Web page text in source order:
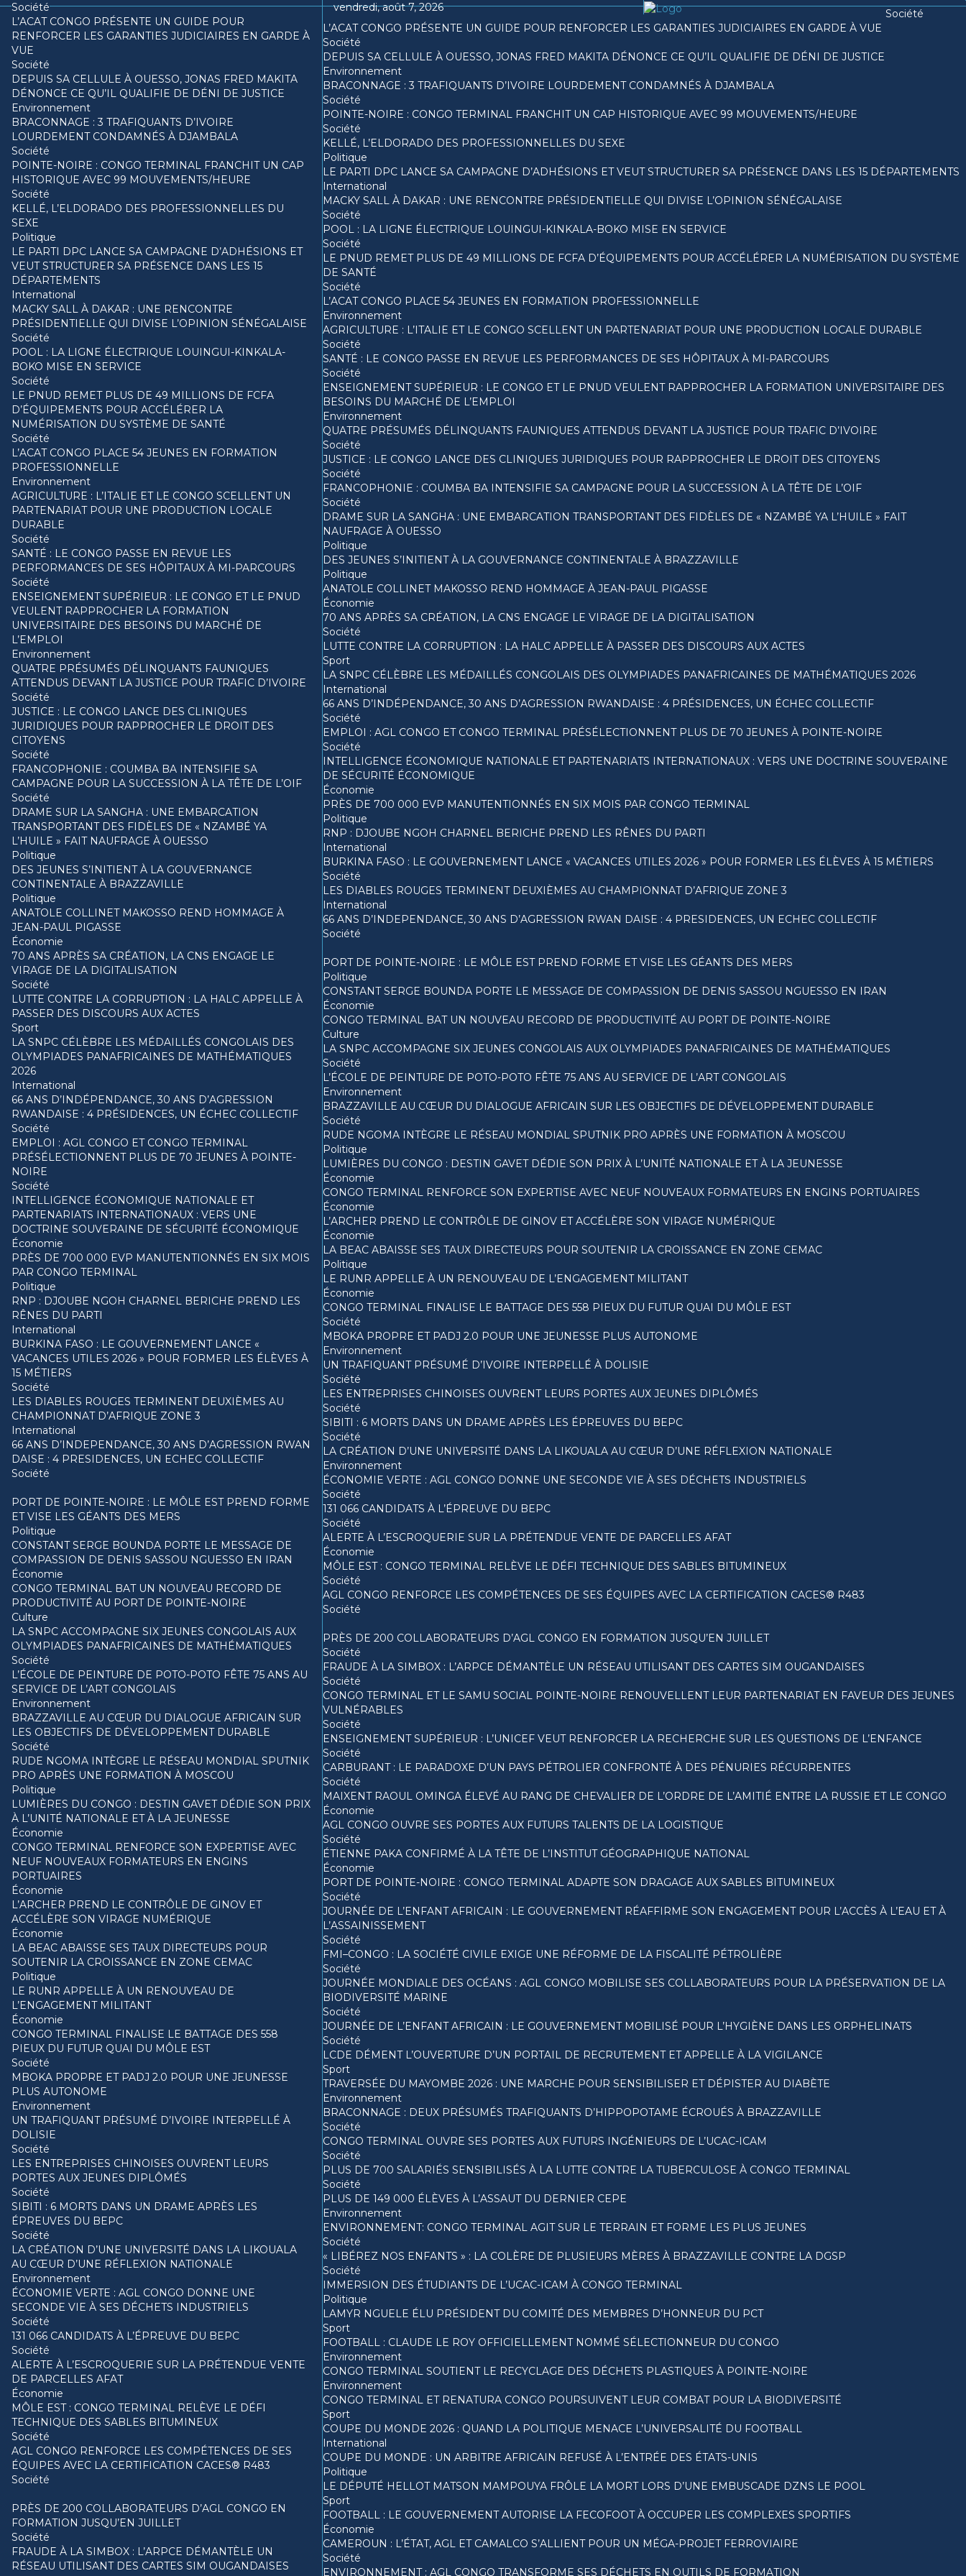
Société
L’ACAT CONGO PRÉSENTE UN GUIDE POUR
RENFORCER LES GARANTIES JUDICIAIRES EN GARDE À
VUE
Société
DEPUIS SA CELLULE À OUESSO, JONAS FRED MAKITA
DÉNONCE CE QU’IL QUALIFIE DE DÉNI DE JUSTICE
Environnement
BRACONNAGE : 3 TRAFIQUANTS D’IVOIRE
LOURDEMENT CONDAMNÉS À DJAMBALA
Société
POINTE-NOIRE : CONGO TERMINAL FRANCHIT UN CAP
HISTORIQUE AVEC 99 MOUVEMENTS/HEURE
Société
KELLÉ, L’ELDORADO DES PROFESSIONNELLES DU
SEXE
Politique
LE PARTI DPC LANCE SA CAMPAGNE D’ADHÉSIONS ET
VEUT STRUCTURER SA PRÉSENCE DANS LES 15
DÉPARTEMENTS
International
MACKY SALL À DAKAR : UNE RENCONTRE
PRÉSIDENTIELLE QUI DIVISE L’OPINION SÉNÉGALAISE
Société
POOL : LA LIGNE ÉLECTRIQUE LOUINGUI-KINKALA-
BOKO MISE EN SERVICE
Société
LE PNUD REMET PLUS DE 49 MILLIONS DE FCFA
D’ÉQUIPEMENTS POUR ACCÉLÉRER LA
NUMÉRISATION DU SYSTÈME DE SANTÉ
Société
L’ACAT CONGO PLACE 54 JEUNES EN FORMATION
PROFESSIONNELLE
Environnement
AGRICULTURE : L’ITALIE ET LE CONGO SCELLENT UN
PARTENARIAT POUR UNE PRODUCTION LOCALE
DURABLE
Société
SANTÉ : LE CONGO PASSE EN REVUE LES
PERFORMANCES DE SES HÔPITAUX À MI-PARCOURS
Société
ENSEIGNEMENT SUPÉRIEUR : LE CONGO ET LE PNUD
VEULENT RAPPROCHER LA FORMATION
UNIVERSITAIRE DES BESOINS DU MARCHÉ DE
L’EMPLOI
Environnement
QUATRE PRÉSUMÉS DÉLINQUANTS FAUNIQUES
ATTENDUS DEVANT LA JUSTICE POUR TRAFIC D’IVOIRE
Société
JUSTICE : LE CONGO LANCE DES CLINIQUES
JURIDIQUES POUR RAPPROCHER LE DROIT DES
CITOYENS
Société
FRANCOPHONIE : COUMBA BA INTENSIFIE SA
CAMPAGNE POUR LA SUCCESSION À LA TÊTE DE L’OIF
Société
DRAME SUR LA SANGHA : UNE EMBARCATION
TRANSPORTANT DES FIDÈLES DE « NZAMBÉ YA
L’HUILE » FAIT NAUFRAGE À OUESSO
Politique
DES JEUNES S’INITIENT À LA GOUVERNANCE
CONTINENTALE À BRAZZAVILLE
Politique
ANATOLE COLLINET MAKOSSO REND HOMMAGE À
JEAN-PAUL PIGASSE
Économie
70 ANS APRÈS SA CRÉATION, LA CNS ENGAGE LE
VIRAGE DE LA DIGITALISATION
Société
LUTTE CONTRE LA CORRUPTION : LA HALC APPELLE À
PASSER DES DISCOURS AUX ACTES
Sport
LA SNPC CÉLÈBRE LES MÉDAILLÉS CONGOLAIS DES
OLYMPIADES PANAFRICAINES DE MATHÉMATIQUES
2026
International
66 ANS D’INDÉPENDANCE, 30 ANS D’AGRESSION
RWANDAISE : 4 PRÉSIDENCES, UN ÉCHEC COLLECTIF
Société
EMPLOI : AGL CONGO ET CONGO TERMINAL
PRÉSÉLECTIONNENT PLUS DE 70 JEUNES À POINTE-
NOIRE
Société
INTELLIGENCE ÉCONOMIQUE NATIONALE ET
PARTENARIATS INTERNATIONAUX : VERS UNE
DOCTRINE SOUVERAINE DE SÉCURITÉ ÉCONOMIQUE
Économie
PRÈS DE 700 000 EVP MANUTENTIONNÉS EN SIX MOIS
PAR CONGO TERMINAL
Politique
RNP : DJOUBE NGOH CHARNEL BERICHE PREND LES
RÊNES DU PARTI
International
BURKINA FASO : LE GOUVERNEMENT LANCE «
VACANCES UTILES 2026 » POUR FORMER LES ÉLÈVES À
15 MÉTIERS
Société
LES DIABLES ROUGES TERMINENT DEUXIÈMES AU
CHAMPIONNAT D’AFRIQUE ZONE 3
International
66 ANS D’INDEPENDANCE, 30 ANS D’AGRESSION RWAN
DAISE : 4 PRESIDENCES, UN ECHEC COLLECTIF
Société
PORT DE POINTE-NOIRE : LE MÔLE EST PREND FORME
ET VISE LES GÉANTS DES MERS
Politique
CONSTANT SERGE BOUNDA PORTE LE MESSAGE DE
COMPASSION DE DENIS SASSOU NGUESSO EN IRAN
Économie
CONGO TERMINAL BAT UN NOUVEAU RECORD DE
PRODUCTIVITÉ AU PORT DE POINTE-NOIRE
Culture
LA SNPC ACCOMPAGNE SIX JEUNES CONGOLAIS AUX
OLYMPIADES PANAFRICAINES DE MATHÉMATIQUES
Société
L’ÉCOLE DE PEINTURE DE POTO-POTO FÊTE 75 ANS AU
SERVICE DE L’ART CONGOLAIS
Environnement
BRAZZAVILLE AU CŒUR DU DIALOGUE AFRICAIN SUR
LES OBJECTIFS DE DÉVELOPPEMENT DURABLE
Société
RUDE NGOMA INTÈGRE LE RÉSEAU MONDIAL SPUTNIK
PRO APRÈS UNE FORMATION À MOSCOU
Politique
LUMIÈRES DU CONGO : DESTIN GAVET DÉDIE SON PRIX
À L’UNITÉ NATIONALE ET À LA JEUNESSE
Économie
CONGO TERMINAL RENFORCE SON EXPERTISE AVEC
NEUF NOUVEAUX FORMATEURS EN ENGINS
PORTUAIRES
Économie
L’ARCHER PREND LE CONTRÔLE DE GINOV ET
ACCÉLÈRE SON VIRAGE NUMÉRIQUE
Économie
LA BEAC ABAISSE SES TAUX DIRECTEURS POUR
SOUTENIR LA CROISSANCE EN ZONE CEMAC
Politique
LE RUNR APPELLE À UN RENOUVEAU DE
L’ENGAGEMENT MILITANT
Économie
CONGO TERMINAL FINALISE LE BATTAGE DES 558
PIEUX DU FUTUR QUAI DU MÔLE EST
Société
MBOKA PROPRE ET PADJ 2.0 POUR UNE JEUNESSE
PLUS AUTONOME
Environnement
UN TRAFIQUANT PRÉSUMÉ D’IVOIRE INTERPELLÉ À
DOLISIE
Société
LES ENTREPRISES CHINOISES OUVRENT LEURS
PORTES AUX JEUNES DIPLÔMÉS
Société
SIBITI : 6 MORTS DANS UN DRAME APRÈS LES
ÉPREUVES DU BEPC
Société
LA CRÉATION D’UNE UNIVERSITÉ DANS LA LIKOUALA
AU CŒUR D’UNE RÉFLEXION NATIONALE
Environnement
ÉCONOMIE VERTE : AGL CONGO DONNE UNE
SECONDE VIE À SES DÉCHETS INDUSTRIELS
Société
131 066 CANDIDATS À L’ÉPREUVE DU BEPC
Société
ALERTE À L’ESCROQUERIE SUR LA PRÉTENDUE VENTE
DE PARCELLES AFAT
Économie
MÔLE EST : CONGO TERMINAL RELÈVE LE DÉFI
TECHNIQUE DES SABLES BITUMINEUX
Société
AGL CONGO RENFORCE LES COMPÉTENCES DE SES
ÉQUIPES AVEC LA CERTIFICATION CACES® R483
Société
PRÈS DE 200 COLLABORATEURS D’AGL CONGO EN
FORMATION JUSQU’EN JUILLET
Société
FRAUDE À LA SIMBOX : L’ARPCE DÉMANTÈLE UN
RÉSEAU UTILISANT DES CARTES SIM OUGANDAISES
vendredi, août 7, 2026
Société
L’ACAT CONGO PRÉSENTE UN GUIDE POUR RENFORCER LES GARANTIES JUDICIAIRES EN GARDE À VUE
Société
DEPUIS SA CELLULE À OUESSO, JONAS FRED MAKITA DÉNONCE CE QU’IL QUALIFIE DE DÉNI DE JUSTICE
Environnement
BRACONNAGE : 3 TRAFIQUANTS D’IVOIRE LOURDEMENT CONDAMNÉS À DJAMBALA
Société
POINTE-NOIRE : CONGO TERMINAL FRANCHIT UN CAP HISTORIQUE AVEC 99 MOUVEMENTS/HEURE
Société
KELLÉ, L’ELDORADO DES PROFESSIONNELLES DU SEXE
Politique
LE PARTI DPC LANCE SA CAMPAGNE D’ADHÉSIONS ET VEUT STRUCTURER SA PRÉSENCE DANS LES 15 DÉPARTEMENTS
International
MACKY SALL À DAKAR : UNE RENCONTRE PRÉSIDENTIELLE QUI DIVISE L’OPINION SÉNÉGALAISE
Société
POOL : LA LIGNE ÉLECTRIQUE LOUINGUI-KINKALA-BOKO MISE EN SERVICE
Société
LE PNUD REMET PLUS DE 49 MILLIONS DE FCFA D’ÉQUIPEMENTS POUR ACCÉLÉRER LA NUMÉRISATION DU SYSTÈME
DE SANTÉ
Société
L’ACAT CONGO PLACE 54 JEUNES EN FORMATION PROFESSIONNELLE
Environnement
AGRICULTURE : L’ITALIE ET LE CONGO SCELLENT UN PARTENARIAT POUR UNE PRODUCTION LOCALE DURABLE
Société
SANTÉ : LE CONGO PASSE EN REVUE LES PERFORMANCES DE SES HÔPITAUX À MI-PARCOURS
Société
ENSEIGNEMENT SUPÉRIEUR : LE CONGO ET LE PNUD VEULENT RAPPROCHER LA FORMATION UNIVERSITAIRE DES
BESOINS DU MARCHÉ DE L’EMPLOI
Environnement
QUATRE PRÉSUMÉS DÉLINQUANTS FAUNIQUES ATTENDUS DEVANT LA JUSTICE POUR TRAFIC D’IVOIRE
Société
JUSTICE : LE CONGO LANCE DES CLINIQUES JURIDIQUES POUR RAPPROCHER LE DROIT DES CITOYENS
Société
FRANCOPHONIE : COUMBA BA INTENSIFIE SA CAMPAGNE POUR LA SUCCESSION À LA TÊTE DE L’OIF
Société
DRAME SUR LA SANGHA : UNE EMBARCATION TRANSPORTANT DES FIDÈLES DE « NZAMBÉ YA L’HUILE » FAIT
NAUFRAGE À OUESSO
Politique
DES JEUNES S’INITIENT À LA GOUVERNANCE CONTINENTALE À BRAZZAVILLE
Politique
ANATOLE COLLINET MAKOSSO REND HOMMAGE À JEAN-PAUL PIGASSE
Économie
70 ANS APRÈS SA CRÉATION, LA CNS ENGAGE LE VIRAGE DE LA DIGITALISATION
Société
LUTTE CONTRE LA CORRUPTION : LA HALC APPELLE À PASSER DES DISCOURS AUX ACTES
Sport
LA SNPC CÉLÈBRE LES MÉDAILLÉS CONGOLAIS DES OLYMPIADES PANAFRICAINES DE MATHÉMATIQUES 2026
International
66 ANS D’INDÉPENDANCE, 30 ANS D’AGRESSION RWANDAISE : 4 PRÉSIDENCES, UN ÉCHEC COLLECTIF
Société
EMPLOI : AGL CONGO ET CONGO TERMINAL PRÉSÉLECTIONNENT PLUS DE 70 JEUNES À POINTE-NOIRE
Société
INTELLIGENCE ÉCONOMIQUE NATIONALE ET PARTENARIATS INTERNATIONAUX : VERS UNE DOCTRINE SOUVERAINE
DE SÉCURITÉ ÉCONOMIQUE
Économie
PRÈS DE 700 000 EVP MANUTENTIONNÉS EN SIX MOIS PAR CONGO TERMINAL
Politique
RNP : DJOUBE NGOH CHARNEL BERICHE PREND LES RÊNES DU PARTI
International
BURKINA FASO : LE GOUVERNEMENT LANCE « VACANCES UTILES 2026 » POUR FORMER LES ÉLÈVES À 15 MÉTIERS
Société
LES DIABLES ROUGES TERMINENT DEUXIÈMES AU CHAMPIONNAT D’AFRIQUE ZONE 3
International
66 ANS D’INDEPENDANCE, 30 ANS D’AGRESSION RWAN DAISE : 4 PRESIDENCES, UN ECHEC COLLECTIF
Société
PORT DE POINTE-NOIRE : LE MÔLE EST PREND FORME ET VISE LES GÉANTS DES MERS
Politique
CONSTANT SERGE BOUNDA PORTE LE MESSAGE DE COMPASSION DE DENIS SASSOU NGUESSO EN IRAN
Économie
CONGO TERMINAL BAT UN NOUVEAU RECORD DE PRODUCTIVITÉ AU PORT DE POINTE-NOIRE
Culture
LA SNPC ACCOMPAGNE SIX JEUNES CONGOLAIS AUX OLYMPIADES PANAFRICAINES DE MATHÉMATIQUES
Société
L’ÉCOLE DE PEINTURE DE POTO-POTO FÊTE 75 ANS AU SERVICE DE L’ART CONGOLAIS
Environnement
BRAZZAVILLE AU CŒUR DU DIALOGUE AFRICAIN SUR LES OBJECTIFS DE DÉVELOPPEMENT DURABLE
Société
RUDE NGOMA INTÈGRE LE RÉSEAU MONDIAL SPUTNIK PRO APRÈS UNE FORMATION À MOSCOU
Politique
LUMIÈRES DU CONGO : DESTIN GAVET DÉDIE SON PRIX À L’UNITÉ NATIONALE ET À LA JEUNESSE
Économie
CONGO TERMINAL RENFORCE SON EXPERTISE AVEC NEUF NOUVEAUX FORMATEURS EN ENGINS PORTUAIRES
Économie
L’ARCHER PREND LE CONTRÔLE DE GINOV ET ACCÉLÈRE SON VIRAGE NUMÉRIQUE
Économie
LA BEAC ABAISSE SES TAUX DIRECTEURS POUR SOUTENIR LA CROISSANCE EN ZONE CEMAC
Politique
LE RUNR APPELLE À UN RENOUVEAU DE L’ENGAGEMENT MILITANT
Économie
CONGO TERMINAL FINALISE LE BATTAGE DES 558 PIEUX DU FUTUR QUAI DU MÔLE EST
Société
MBOKA PROPRE ET PADJ 2.0 POUR UNE JEUNESSE PLUS AUTONOME
Environnement
UN TRAFIQUANT PRÉSUMÉ D’IVOIRE INTERPELLÉ À DOLISIE
Société
LES ENTREPRISES CHINOISES OUVRENT LEURS PORTES AUX JEUNES DIPLÔMÉS
Société
SIBITI : 6 MORTS DANS UN DRAME APRÈS LES ÉPREUVES DU BEPC
Société
LA CRÉATION D’UNE UNIVERSITÉ DANS LA LIKOUALA AU CŒUR D’UNE RÉFLEXION NATIONALE
Environnement
ÉCONOMIE VERTE : AGL CONGO DONNE UNE SECONDE VIE À SES DÉCHETS INDUSTRIELS
Société
131 066 CANDIDATS À L’ÉPREUVE DU BEPC
Société
ALERTE À L’ESCROQUERIE SUR LA PRÉTENDUE VENTE DE PARCELLES AFAT
Économie
MÔLE EST : CONGO TERMINAL RELÈVE LE DÉFI TECHNIQUE DES SABLES BITUMINEUX
Société
AGL CONGO RENFORCE LES COMPÉTENCES DE SES ÉQUIPES AVEC LA CERTIFICATION CACES® R483
Société
PRÈS DE 200 COLLABORATEURS D’AGL CONGO EN FORMATION JUSQU’EN JUILLET
Société
FRAUDE À LA SIMBOX : L’ARPCE DÉMANTÈLE UN RÉSEAU UTILISANT DES CARTES SIM OUGANDAISES
Société
CONGO TERMINAL ET LE SAMU SOCIAL POINTE-NOIRE RENOUVELLENT LEUR PARTENARIAT EN FAVEUR DES JEUNES
VULNÉRABLES
Société
ENSEIGNEMENT SUPÉRIEUR : L’UNICEF VEUT RENFORCER LA RECHERCHE SUR LES QUESTIONS DE L’ENFANCE
Société
CARBURANT : LE PARADOXE D’UN PAYS PÉTROLIER CONFRONTÉ À DES PÉNURIES RÉCURRENTES
Société
MAIXENT RAOUL OMINGA ÉLEVÉ AU RANG DE CHEVALIER DE L’ORDRE DE L’AMITIÉ ENTRE LA RUSSIE ET LE CONGO
Économie
AGL CONGO OUVRE SES PORTES AUX FUTURS TALENTS DE LA LOGISTIQUE
Société
ÉTIENNE PAKA CONFIRMÉ À LA TÊTE DE L’INSTITUT GÉOGRAPHIQUE NATIONAL
Économie
PORT DE POINTE-NOIRE : CONGO TERMINAL ADAPTE SON DRAGAGE AUX SABLES BITUMINEUX
Société
JOURNÉE DE L’ENFANT AFRICAIN : LE GOUVERNEMENT RÉAFFIRME SON ENGAGEMENT POUR L’ACCÈS À L’EAU ET À
L’ASSAINISSEMENT
Société
FMI–CONGO : LA SOCIÉTÉ CIVILE EXIGE UNE RÉFORME DE LA FISCALITÉ PÉTROLIÈRE
Société
JOURNÉE MONDIALE DES OCÉANS : AGL CONGO MOBILISE SES COLLABORATEURS POUR LA PRÉSERVATION DE LA
BIODIVERSITÉ MARINE
Société
JOURNÉE DE L’ENFANT AFRICAIN : LE GOUVERNEMENT MOBILISÉ POUR L’HYGIÈNE DANS LES ORPHELINATS
Société
LCDE DÉMENT L’OUVERTURE D’UN PORTAIL DE RECRUTEMENT ET APPELLE À LA VIGILANCE
Sport
TRAVERSÉE DU MAYOMBE 2026 : UNE MARCHE POUR SENSIBILISER ET DÉPISTER AU DIABÈTE
Environnement
BRACONNAGE : DEUX PRÉSUMÉS TRAFIQUANTS D’HIPPOPOTAME ÉCROUÉS À BRAZZAVILLE
Société
CONGO TERMINAL OUVRE SES PORTES AUX FUTURS INGÉNIEURS DE L’UCAC-ICAM
Société
PLUS DE 700 SALARIÉS SENSIBILISÉS À LA LUTTE CONTRE LA TUBERCULOSE À CONGO TERMINAL
Société
PLUS DE 149 000 ÉLÈVES À L’ASSAUT DU DERNIER CEPE
Environnement
ENVIRONNEMENT: CONGO TERMINAL AGIT SUR LE TERRAIN ET FORME LES PLUS JEUNES
Société
« LIBÉREZ NOS ENFANTS » : LA COLÈRE DE PLUSIEURS MÈRES À BRAZZAVILLE CONTRE LA DGSP
Société
IMMERSION DES ÉTUDIANTS DE L’UCAC-ICAM À CONGO TERMINAL
Politique
LAMYR NGUELE ÉLU PRÉSIDENT DU COMITÉ DES MEMBRES D’HONNEUR DU PCT
Sport
FOOTBALL : CLAUDE LE ROY OFFICIELLEMENT NOMMÉ SÉLECTIONNEUR DU CONGO
Environnement
CONGO TERMINAL SOUTIENT LE RECYCLAGE DES DÉCHETS PLASTIQUES À POINTE-NOIRE
Environnement
CONGO TERMINAL ET RENATURA CONGO POURSUIVENT LEUR COMBAT POUR LA BIODIVERSITÉ
Sport
COUPE DU MONDE 2026 : QUAND LA POLITIQUE MENACE L’UNIVERSALITÉ DU FOOTBALL
International
COUPE DU MONDE : UN ARBITRE AFRICAIN REFUSÉ À L’ENTRÉE DES ÉTATS-UNIS
Politique
LE DÉPUTÉ HELLOT MATSON MAMPOUYA FRÔLE LA MORT LORS D’UNE EMBUSCADE DZNS LE POOL
Sport
FOOTBALL : LE GOUVERNEMENT AUTORISE LA FECOFOOT À OCCUPER LES COMPLEXES SPORTIFS
Économie
CAMEROUN : L’ÉTAT, AGL ET CAMALCO S’ALLIENT POUR UN MÉGA-PROJET FERROVIAIRE
Société
ENVIRONNEMENT : AGL CONGO TRANSFORME SES DÉCHETS EN OUTILS DE FORMATION